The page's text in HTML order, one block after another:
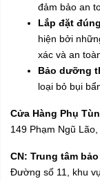
đảm bảo an
Lắp đặt
hiện bởi
xác và an
Bảo dưỡng
loại bỏ bụi
Cửa Hàng Phụ
149 Phạm Ngũ
CN: Trung tâm
Đường số 11, khu